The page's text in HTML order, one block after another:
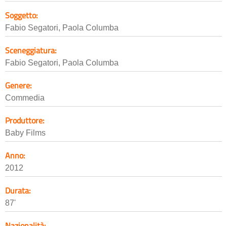
Soggetto:
Fabio Segatori, Paola Columba
Sceneggiatura:
Fabio Segatori, Paola Columba
Genere:
Commedia
Produttore:
Baby Films
Anno:
2012
Durata:
87'